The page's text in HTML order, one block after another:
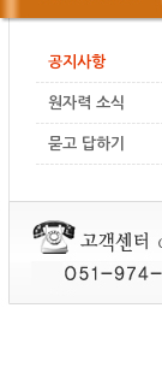
공지사항
원자력 소식
묻고 답하기